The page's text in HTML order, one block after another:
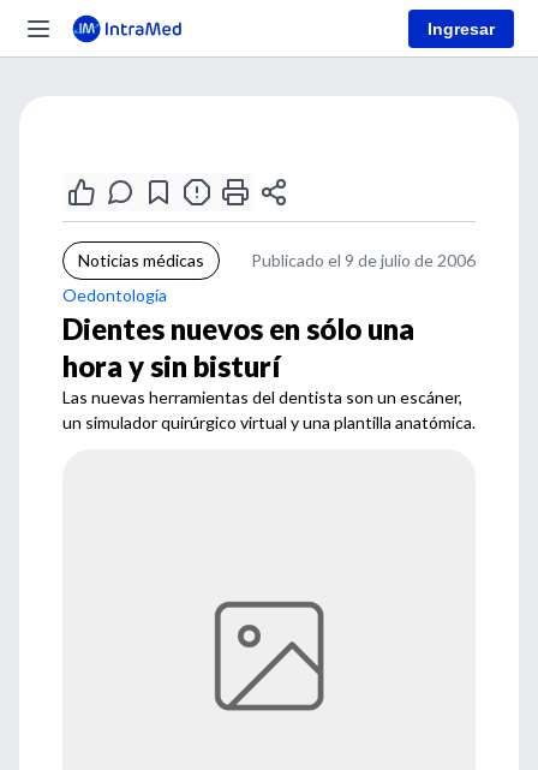
Ingresar
Noticias médicas
Publicado el 9 de julio de 2006
Oedontología
Dientes nuevos en sólo una
hora y sin bisturí
Las nuevas herramientas del dentista son un escáner,
un simulador quirúrgico virtual y una plantilla anatómica.